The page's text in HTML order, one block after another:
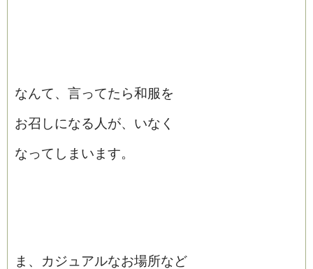
なんて、言ってたら和服を
お召しになる人が、いなく
なってしまいます。
ま、カジュアルなお場所など